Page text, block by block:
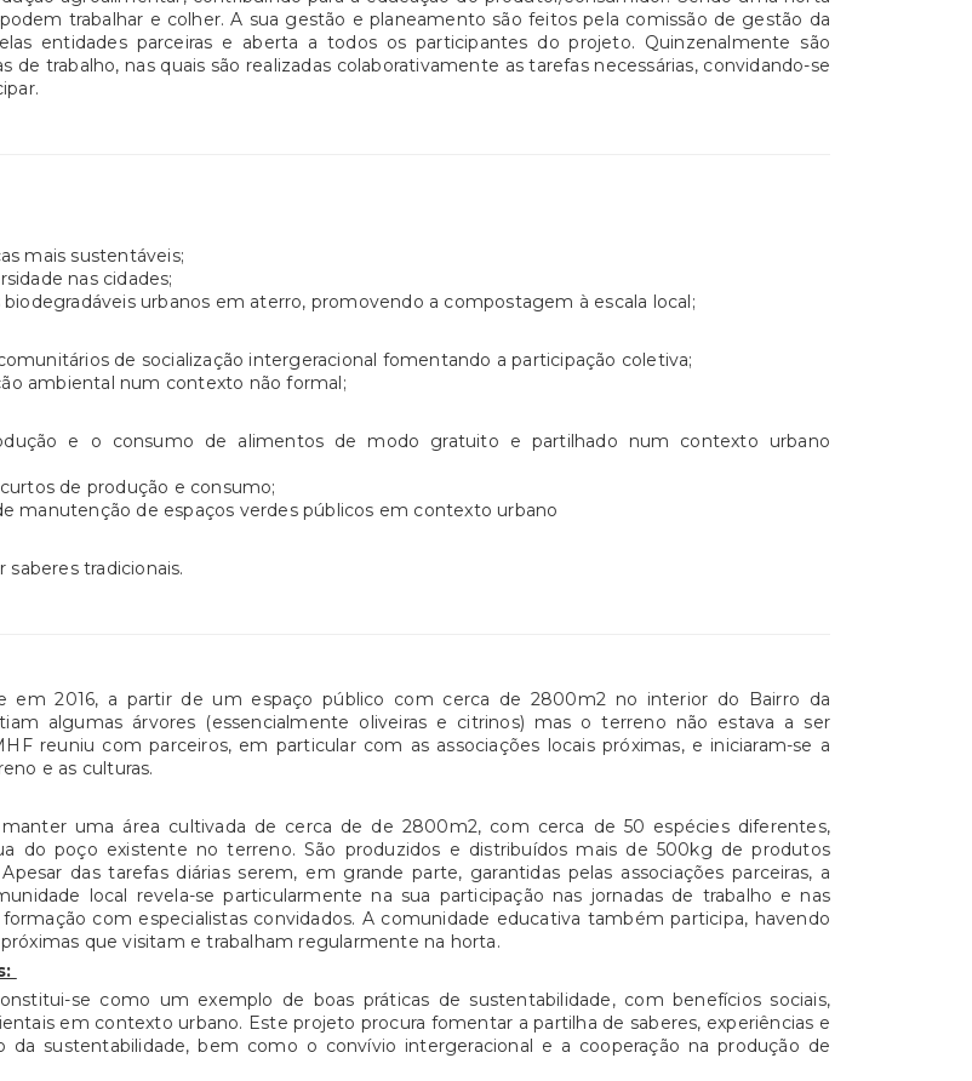
trabalhar e colher. A sua gestão e planeamento são feitos pela comissão de gestão da
entidades parceiras e aberta a todos os participantes do projeto. Quinzenalmente são
de trabalho, nas quais são realizadas colaborativamente as tarefas necessárias, convidando-se
mais sustentáveis;
nas cidades;
biodegradáveis urbanos em aterro, promovendo a compostagem à escala local;
de socialização intergeracional fomentando a participação coletiva;
ambiental num contexto não formal;
e o consumo de alimentos de modo gratuito e partilhado num contexto urbano
de produção e consumo;
manutenção de espaços verdes públicos em contexto urbano
saberes tradicionais.
em 2016, a partir de um espaço público com cerca de 2800m2 no interior do Bairro da
algumas árvores (essencialmente oliveiras e citrinos) mas o terreno não estava a ser
reuniu com parceiros, em particular com as associações locais próximas, e iniciaram-se a
e as culturas.
uma área cultivada de cerca de de 2800m2, com cerca de 50 espécies diferentes,
do poço existente no terreno. São produzidos e distribuídos mais de 500kg de produtos
das tarefas diárias serem, em grande parte, garantidas pelas associações parceiras, a
local revela-se particularmente na sua participação nas jornadas de trabalho e nas
com especialistas convidados. A comunidade educativa também participa, havendo
que visitam e trabalham regularmente na horta.
se como um exemplo de boas práticas de sustentabilidade, com benefícios sociais,
em contexto urbano. Este projeto procura fomentar a partilha de saberes, experiências e
da sustentabilidade, bem como o convívio intergeracional e a cooperação na produção de